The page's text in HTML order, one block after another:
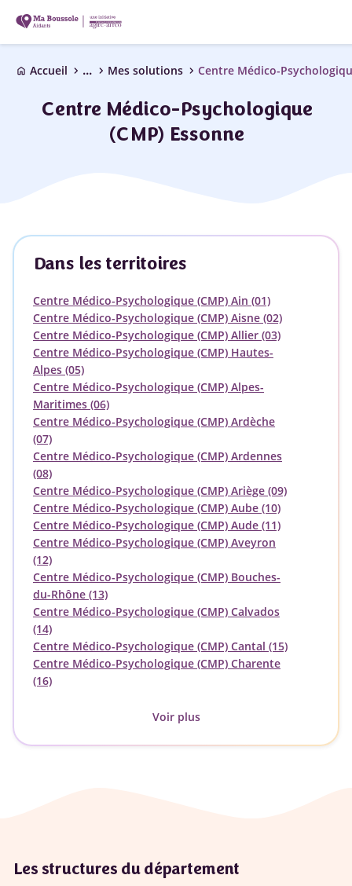
home Accueil chevron_right ... chevron_right Mes solutions chevron_right Centre Médico-
Centre Médico-Psychologique
(CMP) Essonne
Dans les territoires
Centre Médico-Psychologique (CMP) Ain (01)
Centre Médico-Psychologique (CMP) Aisne (02)
Centre Médico-Psychologique (CMP) Allier (03)
Centre Médico-Psychologique (CMP) Hautes-
Alpes (05)
Centre Médico-Psychologique (CMP) Alpes-
Maritimes (06)
Centre Médico-Psychologique (CMP) Ardèche
(07)
Centre Médico-Psychologique (CMP) Ardennes
(08)
Centre Médico-Psychologique (CMP) Ariège (09)
Centre Médico-Psychologique (CMP) Aube (10)
Centre Médico-Psychologique (CMP) Aude (11)
Centre Médico-Psychologique (CMP) Aveyron
(12)
Centre Médico-Psychologique (CMP) Bouches-
du-Rhône (13)
Centre Médico-Psychologique (CMP) Calvados
(14)
Centre Médico-Psychologique (CMP) Cantal (15)
Centre Médico-Psychologique (CMP) Charente
(16)
Voir plus
Les structures du département